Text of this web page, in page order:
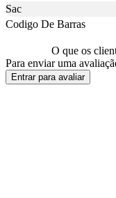
Sac
Codigo De Barras
O que os
Para enviar uma
Entrar para avaliar